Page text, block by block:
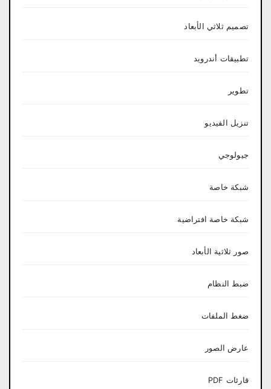
تصميم ثلاثي الأبعاد
تطبيقات أندرويد
تطوير
تنزيل الفيديو
جيولوجي
شبكة خاصة
شبكة خاصة افتراضية
صور ثلاثية الأبعاد
ضبط النظام
ضغط الملفات
عارض الصور
قارئات PDF